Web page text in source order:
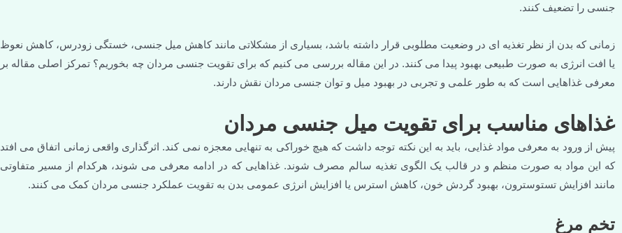
جنسی را تضعیف کنند.
زمانی که بدن از نظر تغذیه ای در وضعیت مطلوبی قرار داشته باشد، بسیاری از مشکلاتی مانند کاهش میل جنسی، خستگی زودرس، کاهش نعوظ
یا افت انرژی به صورت طبیعی بهبود پیدا می کنند. در این مقاله بررسی می کنیم که برای تقویت جنسی مردان چه بخوریم؟ تمرکز اصلی مقاله بر
معرفی غذاهایی است که به طور علمی و تجربی در بهبود میل و توان جنسی مردان نقش دارند.
غذاهای مناسب برای تقویت میل جنسی مردان
پیش از ورود به معرفی مواد غذایی، باید به این نکته توجه داشت که هیچ خوراکی به تنهایی معجزه نمی کند. اثرگذاری واقعی زمانی اتفاق می افتد
که این مواد به صورت منظم و در قالب یک الگوی تغذیه سالم مصرف شوند. غذاهایی که در ادامه معرفی می شوند، هرکدام از مسیر متفاوتی
مانند افزایش تستوسترون، بهبود گردش خون، کاهش استرس یا افزایش انرژی عمومی بدن به تقویت عملکرد جنسی مردان کمک می کنند.
تخم مرغ